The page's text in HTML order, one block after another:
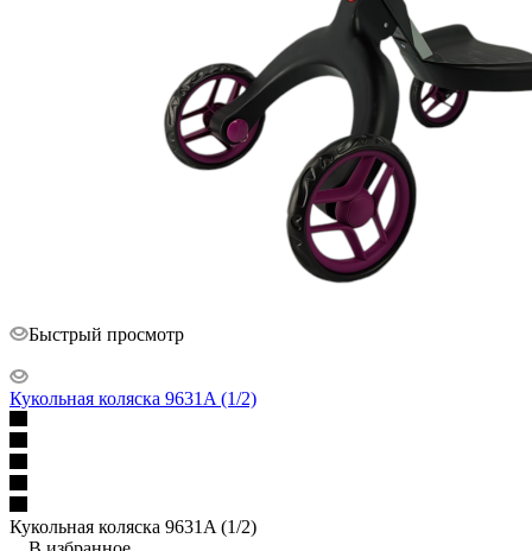
Быстрый просмотр
Кукольная коляска 9631A (1/2)
Кукольная коляска 9631A (1/2)